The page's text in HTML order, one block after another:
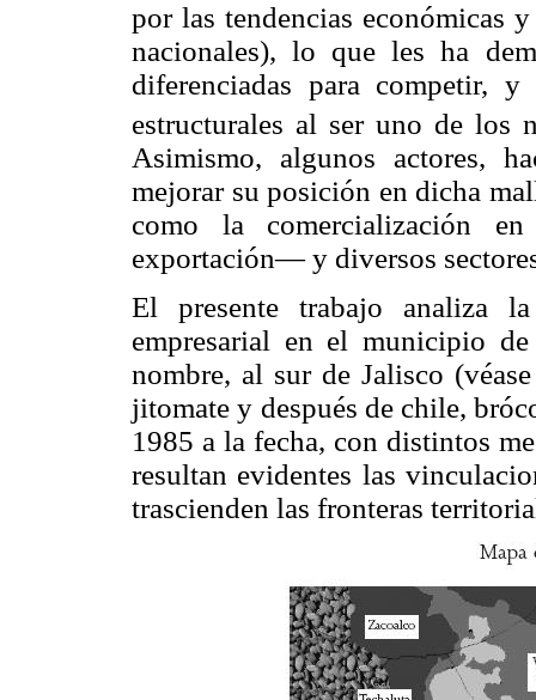
por las tendencias económicas
nacionales), lo que les ha
diferenciadas para competir,
estructurales al ser uno de los
Asimismo, algunos actores,
mejorar su posición en dicha
como la comercialización
exportación— y diversos
El presente trabajo analiza
empresarial en el municipio
nombre, al sur de Jalisco
jitomate y después de chile,
1985 a la fecha, con distintos
resultan evidentes las
trascienden las fronteras